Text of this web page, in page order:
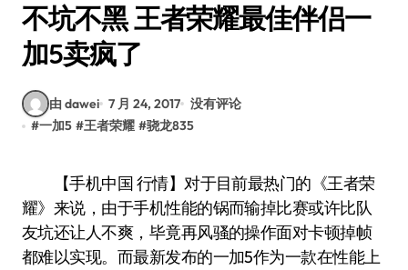
不坑不黑 王者荣耀最佳伴侣一
加5卖疯了
由 dawei 7 月 24, 2017 没有评论
#一加5 #王者荣耀 #骁龙835
【手机中国 行情】对于目前最热门的《王者荣
耀》来说，由于手机性能的锅而输掉比赛或许比队
友坑还让人不爽，毕竟再风骚的操作面对卡顿掉帧
都难以实现。而最新发布的一加5作为一款在性能上